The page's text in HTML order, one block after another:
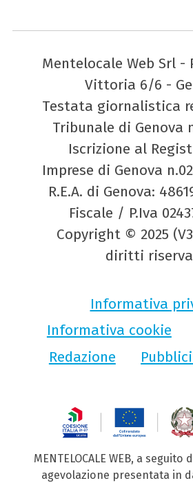
Mentelocale Web Srl -
Vittoria 6/6 -
Testata giornalistica
Tribunale di Genova
Iscrizione al
Imprese di Genova
R.E.A. di Genova:
Fiscale / P.Iva
Copyright © 2025
diritti
Informativa
Informativa cookie
Redazione
MENTELOCALE WEB, a
agevolazione presentata in